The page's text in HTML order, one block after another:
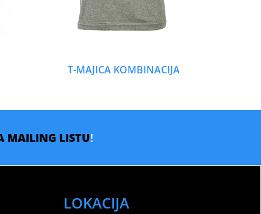
T-MAJICA KOMBINACIJA
MAILING LISTU!
LOKACIJA